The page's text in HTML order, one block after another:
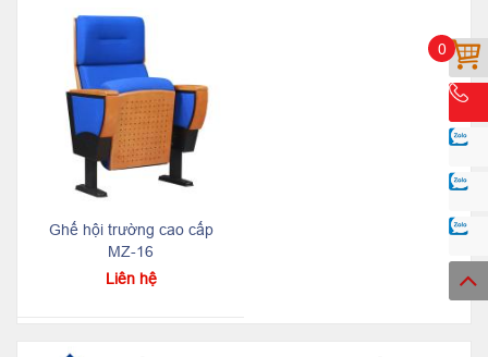
0
Ghế hội trường cao cấp
MZ-16
Liên hệ